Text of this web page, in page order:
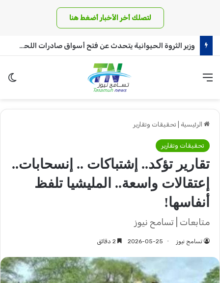
لتصلك أخر الأخبار أضغط هنا
وزير الثروة الحيوانية يتحدث عن فتح أسواق صادرات اللحوم بالسعودية ودول مجلس التعاون الخليجي!
القائمة
الرئيسية تحقيقات وتقارير
تحقيقات وتقارير
تقارير تؤكد.. إشتباكات .. إنسحابات..
إعتقالات واسعة.. المليشيا تلفظ
أنفاسها!
متابعات | تسامح نيوز
تسامح نيوز 2026-05-25